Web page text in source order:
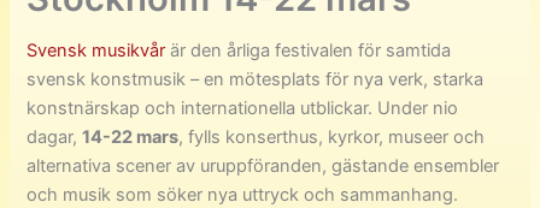
Svensk musikvår är den årliga festivalen för samtida
svensk konstmusik – en mötesplats för nya verk, starka
konstnärskap och internationella utblickar. Under nio
dagar,14-22 mars, fylls konserthus, kyrkor, museer och
alternativa scener av uruppföranden, gästande ensembler
och musik som söker nya uttryck och sammanhang.